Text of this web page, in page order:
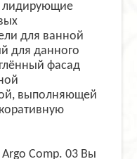
лидирующие
для ванной
для данного
фасад
выполняющей
Comp. 03 Вы